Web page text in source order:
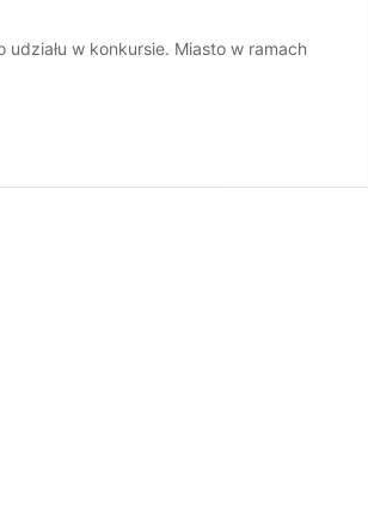
w konkursie. Miasto w ramach